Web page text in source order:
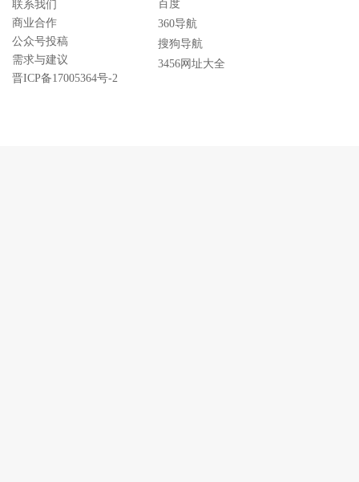
联系我们
商业合作
公众号投稿
需求与建议
晋ICP备17005364号-2
百度
360导航
搜狗导航
3456网址大全